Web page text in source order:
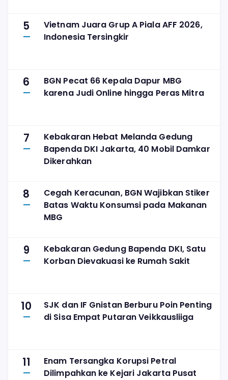
5
Vietnam Juara Grup A Piala AFF 2026,
Indonesia Tersingkir
6
BGN Pecat 66 Kepala Dapur MBG
karena Judi Online hingga Peras Mitra
7
Kebakaran Hebat Melanda Gedung
Bapenda DKI Jakarta, 40 Mobil Damkar
Dikerahkan
8
Cegah Keracunan, BGN Wajibkan Stiker
Batas Waktu Konsumsi pada Makanan
MBG
9
Kebakaran Gedung Bapenda DKI, Satu
Korban Dievakuasi ke Rumah Sakit
10
SJK dan IF Gnistan Berburu Poin Penting
di Sisa Empat Putaran Veikkausliiga
11
Enam Tersangka Korupsi Petral
Dilimpahkan ke Kejari Jakarta Pusat